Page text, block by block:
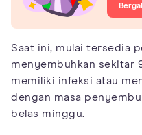
Saat ini, mulai tersedia
menyembuhkan sekitar
memiliki infeksi atau
dengan masa
belas minggu.